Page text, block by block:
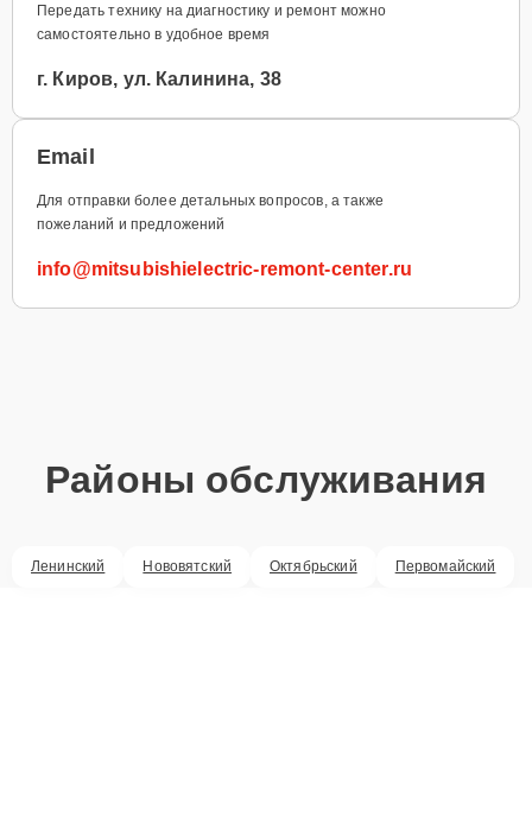
Передать технику на диагностику и ремонт можно
самостоятельно в удобное время
г. Киров, ул. Калинина, 38
Email
Для отправки более детальных вопросов, а также
пожеланий и предложений
info@mitsubishielectric-remont-center.ru
Районы обслуживания
Ленинский Нововятский Октябрьский Первомайский